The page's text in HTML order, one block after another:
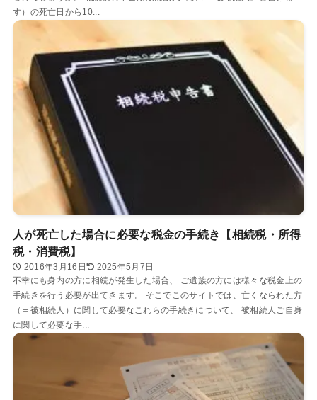
す）の死亡日から10...
人が死亡した場合に必要な税金の手続き【相続税・所得
税・消費税】
2016年3月16日
2025年5月7日
不幸にも身内の方に相続が発生した場合、 ご遺族の方には様々な税金上の
手続きを行う必要が出てきます。 そこでこのサイトでは、亡くなられた方
（＝被相続人）に関して必要なこれらの手続きについて、 被相続人ご自身
に関して必要な手...